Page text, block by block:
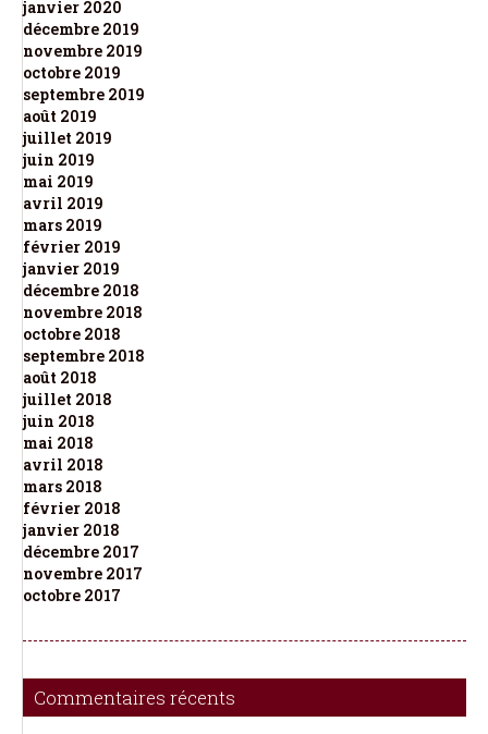
janvier 2020
décembre 2019
novembre 2019
octobre 2019
septembre 2019
août 2019
juillet 2019
juin 2019
mai 2019
avril 2019
mars 2019
février 2019
janvier 2019
décembre 2018
novembre 2018
octobre 2018
septembre 2018
août 2018
juillet 2018
juin 2018
mai 2018
avril 2018
mars 2018
février 2018
janvier 2018
décembre 2017
novembre 2017
octobre 2017
Commentaires récents